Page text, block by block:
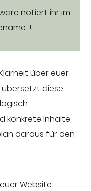
notiert ihr im
+
über euer
übersetzt diese
konkrete Inhalte,
daraus für den
Website-